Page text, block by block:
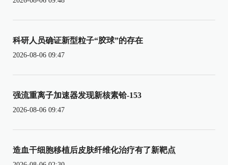
科研人员确证新型粒子“胶球”的存在
2026-08-06 09:47
强流重离子加速器发现新核素铪-153
2026-08-06 09:47
造血干细胞移植后皮肤纤维化治疗有了新靶点